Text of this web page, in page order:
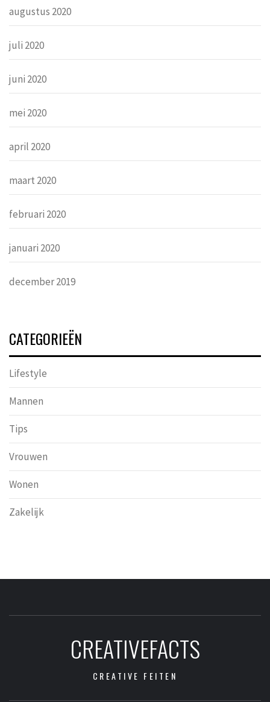
augustus 2020
juli 2020
juni 2020
mei 2020
april 2020
maart 2020
februari 2020
januari 2020
december 2019
CATEGORIEËN
Lifestyle
Mannen
Tips
Vrouwen
Wonen
Zakelijk
CREATIVEFACTS
CREATIVE FEITEN